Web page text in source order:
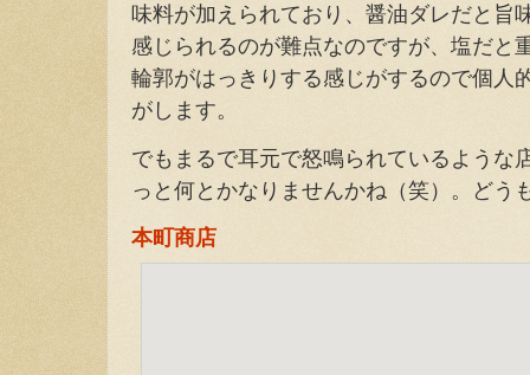
味料が加えられており、醤油ダレだと旨
感じられるのが難点なのですが、塩だと
輪郭がはっきりする感じがするので個人
がします。
でもまるで耳元で怒鳴られているような
っと何とかなりませんかね（笑）。どう
本町商店